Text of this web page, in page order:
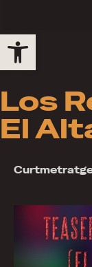
Obre la
Los
El